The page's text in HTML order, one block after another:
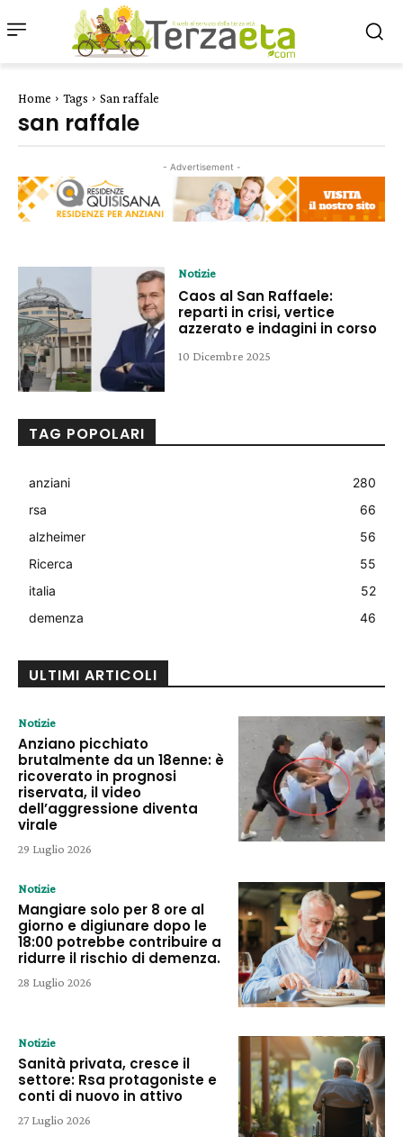
Home Tags San raffale
san raffale
- Advertisement -
Notizie
Caos al San Raffaele:
reparti in crisi, vertice
azzerato e indagini in corso
10 Dicembre 2025
TAG POPOLARI
anziani
280
rsa
66
alzheimer
56
Ricerca
55
italia
52
demenza
46
ULTIMI ARTICOLI
Notizie
Anziano picchiato
brutalmente da un 18enne: è
ricoverato in prognosi
riservata, il video
dell’aggressione diventa
virale
29 Luglio 2026
Notizie
Mangiare solo per 8 ore al
giorno e digiunare dopo le
18:00 potrebbe contribuire a
ridurre il rischio di demenza.
28 Luglio 2026
Notizie
Sanità privata, cresce il
settore: Rsa protagoniste e
conti di nuovo in attivo
27 Luglio 2026